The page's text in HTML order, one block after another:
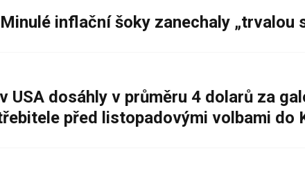
inflační šoky zanechaly „trvalou
USA dosáhly v průměru 4 dolarů za
před listopadovými volbami do